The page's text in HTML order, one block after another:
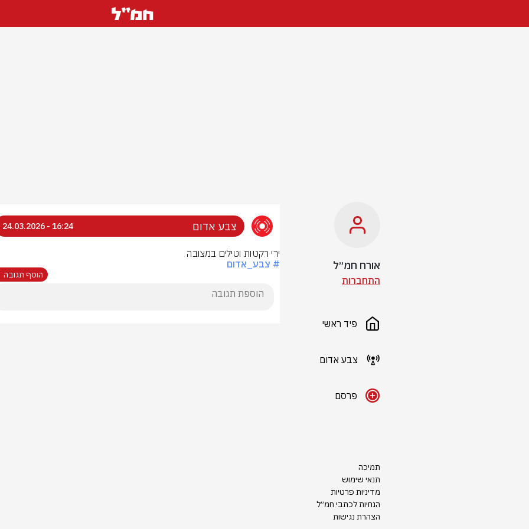
אורח חמ״ל
התחברות
פיד ראשי
צבע אדום
פרסם
תמיכה
תנאי שימוש
מדיניות פרטיות
הנחיות לכתבי חמ״ל
הצהרת נגישות
צבע אדום 16:24 - 24.03.2026
ירי רקטות וטילים במצובה
# צבע_אדום
הוסף תגובה